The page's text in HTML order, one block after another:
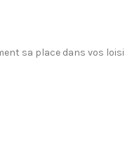
sa place dans vos